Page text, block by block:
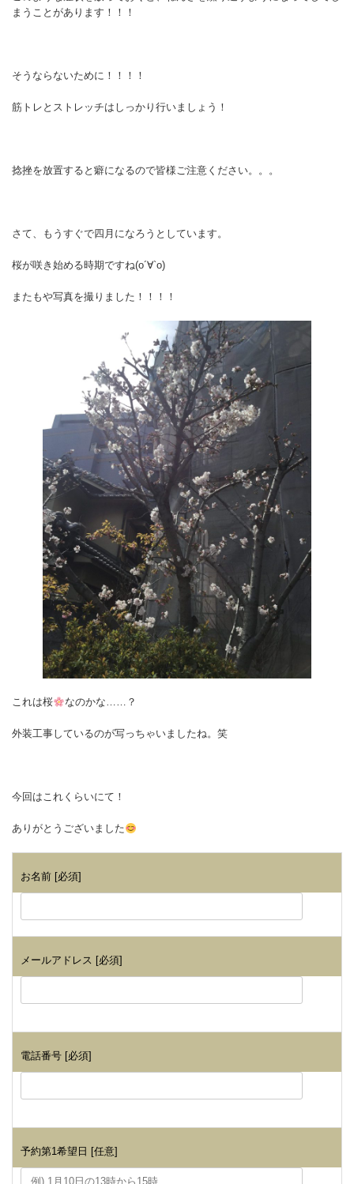
まうことがあります！！！
そうならないために！！！！
筋トレとストレッチはしっかり行いましょう！
捻挫を放置すると癖になるので皆様ご注意ください。。。
さて、もうすぐで四月になろうとしています。
桜が咲き始める時期ですね(о´∀`о)
またもや写真を撮りました！！！！
これは桜 なのかな……？
外装工事しているのが写っちゃいましたね。笑
今回はこれくらいにて！
ありがとうございました
お名前 [必須]
メールアドレス [必須]
電話番号 [必須]
予約第1希望日 [任意]